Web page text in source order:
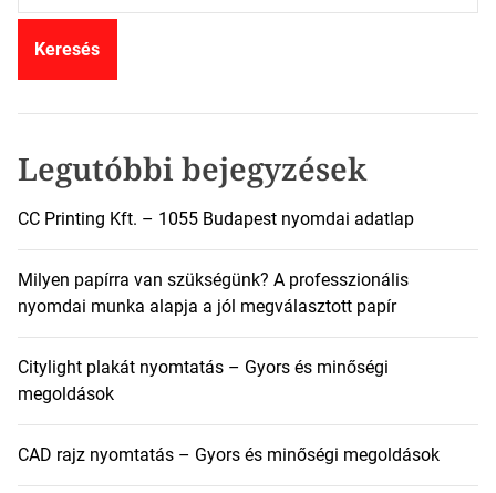
r
Legutóbbi bejegyzések
CC Printing Kft. – 1055 Budapest nyomdai adatlap
Milyen papírra van szükségünk? A professzionális
nyomdai munka alapja a jól megválasztott papír
Citylight plakát nyomtatás – Gyors és minőségi
megoldások
CAD rajz nyomtatás – Gyors és minőségi megoldások